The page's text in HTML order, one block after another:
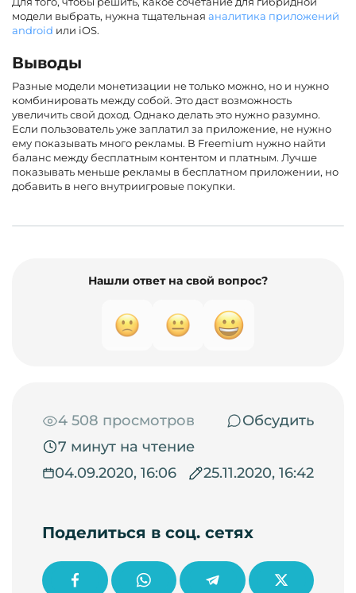
модели выбрать, нужна тщательная аналитика приложений
android или iOS.
Выводы
Разные модели монетизации не только можно, но и нужно
комбинировать между собой. Это даст возможность
увеличить свой доход. Однако делать это нужно разумно.
Если пользователь уже заплатил за приложение, не нужно
ему показывать много рекламы. В Freemium нужно найти
баланс между бесплатным контентом и платным. Лучше
показывать меньше рекламы в бесплатном приложении, но
добавить в него внутриигровые покупки.
Нашли ответ на свой вопрос?
4 508 просмотров
Обсудить
7 минут на чтение
04.09.2020, 16:06
25.11.2020, 16:42
Поделиться в соц. сетях